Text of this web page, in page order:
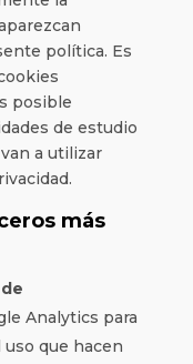
política. Es
posible
de estudio
a utilizar
más
Analytics para
que hacen